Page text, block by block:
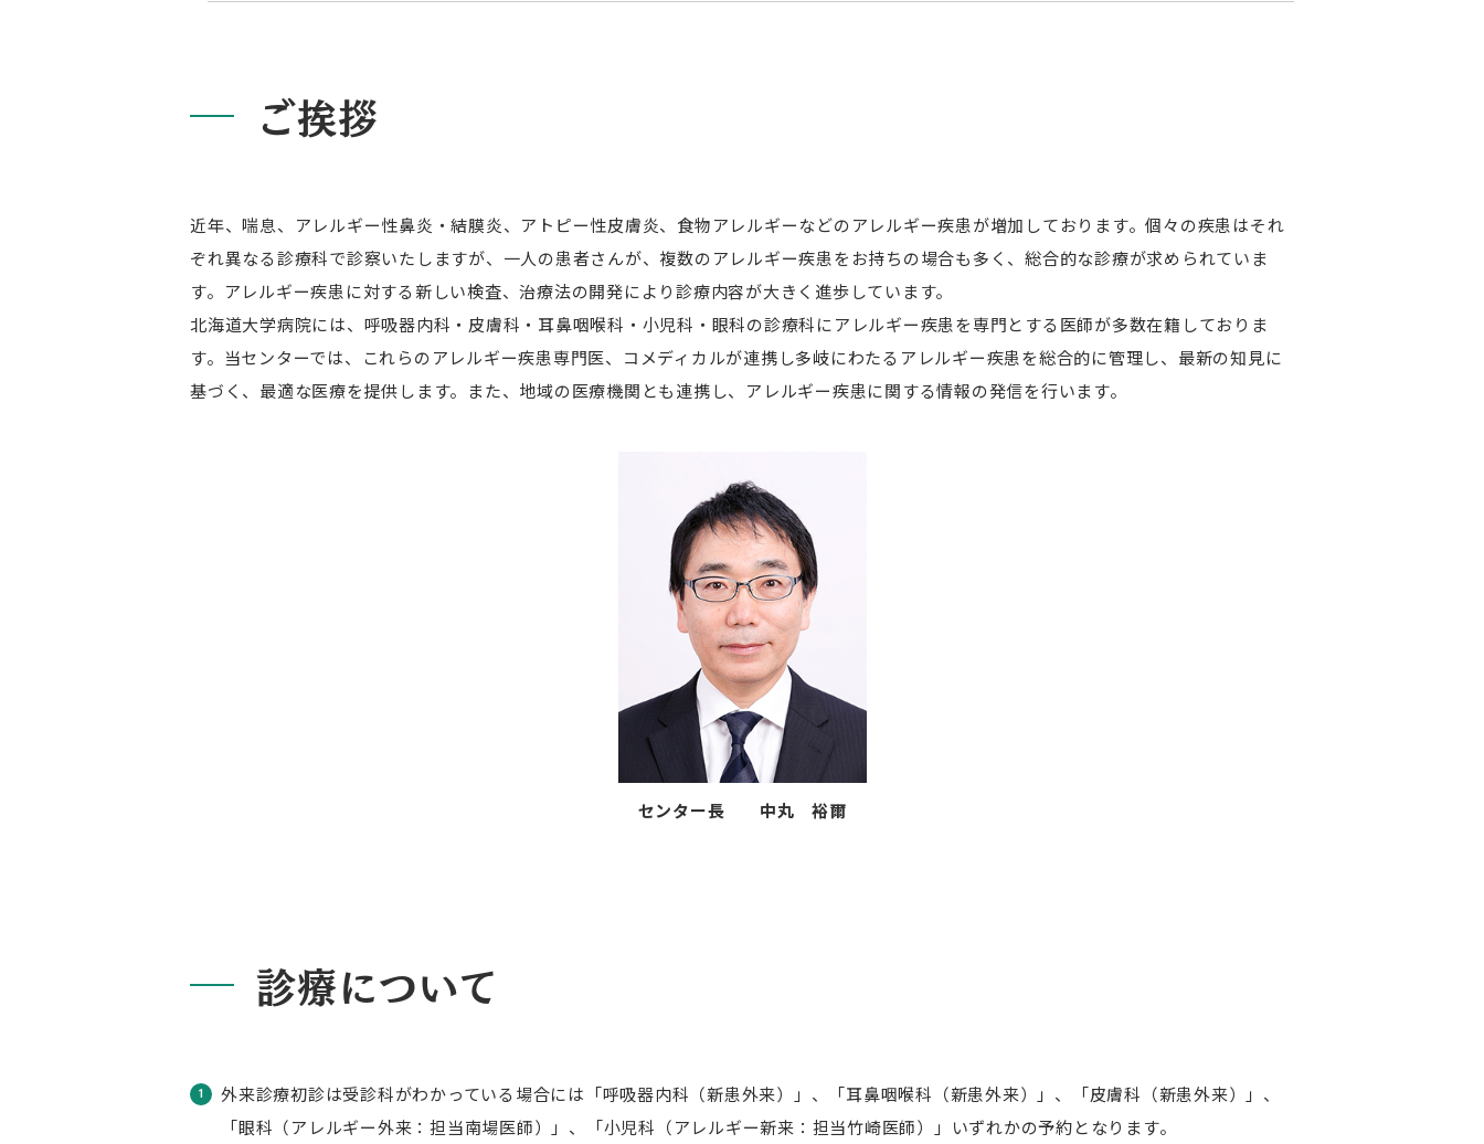
ご挨拶
近年、喘息、アレルギー性鼻炎・結膜炎、アトピー性皮膚炎、食物アレルギーなどのアレルギー疾患が増加しております。個々の疾患はそれ
ぞれ異なる診療科で診察いたしますが、一人の患者さんが、複数のアレルギー疾患をお持ちの場合も多く、総合的な診療が求められていま
す。アレルギー疾患に対する新しい検査、治療法の開発により診療内容が大きく進歩しています。
北海道大学病院には、呼吸器内科・皮膚科・耳鼻咽喉科・小児科・眼科の診療科にアレルギー疾患を専門とする医師が多数在籍しておりま
す。当センターでは、これらのアレルギー疾患専門医、コメディカルが連携し多岐にわたるアレルギー疾患を総合的に管理し、最新の知見に
基づく、最適な医療を提供します。また、地域の医療機関とも連携し、アレルギー疾患に関する情報の発信を行います。
センター長 中丸 裕爾
診療について
外来診療初診は受診科がわかっている場合には「呼吸器内科（新患外来）」、「耳鼻咽喉科（新患外来）」、「皮膚科（新患外来）」、
「眼科（アレルギー外来：担当南場医師）」、「小児科（アレルギー新来：担当竹崎医師）」いずれかの予約となります。